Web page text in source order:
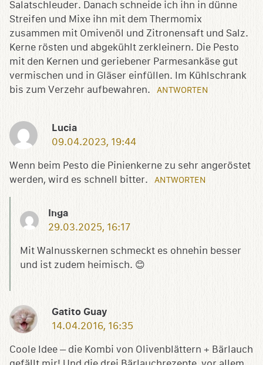
Salatschleuder. Danach schneide ich ihn in dünne
Streifen und Mixe ihn mit dem Thermomix
zusammen mit Omivenöl und Zitronensaft und Salz.
Kerne rösten und abgekühlt zerkleinern. Die Pesto
mit den Kernen und geriebener Parmesankäse gut
vermischen und in Gläser einfüllen. Im Kühlschrank
bis zum Verzehr aufbewahren.
ANTWORTEN
Lucia
09.04.2023, 19:44
Wenn beim Pesto die Pinienkerne zu sehr angeröstet
werden, wird es schnell bitter.
ANTWORTEN
Inga
29.03.2025, 16:17
Mit Walnusskernen schmeckt es ohnehin besser
und ist zudem heimisch. 😊
Gatito Guay
14.04.2016, 16:35
Coole Idee – die Kombi von Olivenblättern + Bärlauch